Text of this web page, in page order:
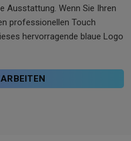
Ausstattung. Wenn Sie Ihren
professionellen Touch
hervorragende blaue Logo